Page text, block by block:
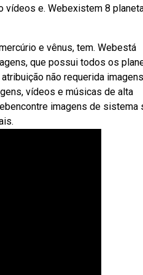
vídeos e. Webexistem 8
e vênus, tem. Webestá
que possui todos os
não requerida
vídeos e músicas de alta
imagens de sistema